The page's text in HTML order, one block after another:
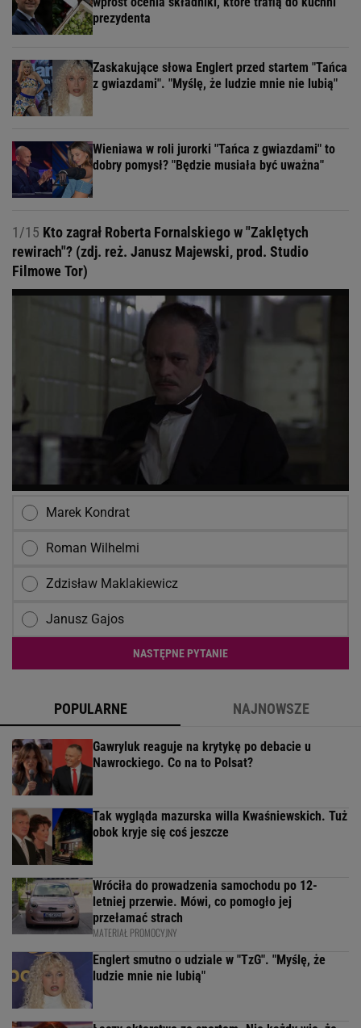
prezydenta
Zaskakujące słowa Englert przed startem "Tańca
z gwiazdami". "Myślę, że ludzie mnie nie lubią"
Wieniawa w roli jurorki "Tańca z gwiazdami" to
dobry pomysł? "Będzie musiała być uważna"
1/15 Kto zagrał Roberta Fornalskiego w "Zaklętych
rewirach"? (zdj. reż. Janusz Majewski, prod. Studio
Filmowe Tor)
Marek Kondrat
Roman Wilhelmi
Zdzisław Maklakiewicz
Janusz Gajos
NASTĘPNE PYTANIE
POPULARNE NAJNOWSZE
Gawryluk reaguje na krytykę po debacie u
Nawrockiego. Co na to Polsat?
Tak wygląda mazurska willa Kwaśniewskich. Tuż
obok kryje się coś jeszcze
Wróciła do prowadzenia samochodu po 12-
letniej przerwie. Mówi, co pomogło jej
przełamać strach
MATERIAŁ PROMOCYJNY
Englert smutno o udziale w "TzG". "Myślę, że
ludzie mnie nie lubią"